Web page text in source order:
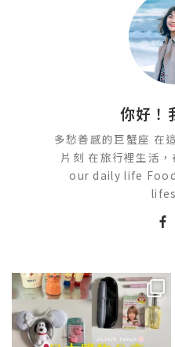
你好！
多愁善感的巨蟹座 在
片刻 在旅行裡生活
our daily life
💭留言「免費」傳日本藥妝店/百
貨/機場/Donki/折價券給你...
531 49